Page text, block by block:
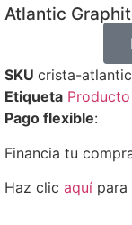
Atlantic
SKU crista-
Etiqueta Producto
Pago flexible:
Financia tu
Haz clic aquí